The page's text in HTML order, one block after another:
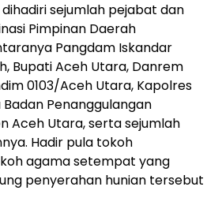
sejumlah pejabat dan
Pimpinan Daerah
Pangdam Iskandar
Bupati Aceh Utara, Danrem
0103/Aceh Utara, Kapolres
Penanggulangan
Aceh Utara, serta sejumlah
Hadir pula tokoh
agama setempat yang
penyerahan hunian tersebut